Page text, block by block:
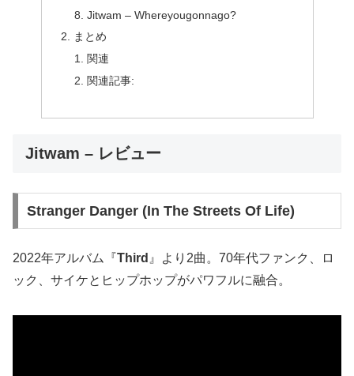
Jitwam – Whereyougonnago?
まとめ
関連
関連記事:
Jitwam – レビュー
Stranger Danger (In The Streets Of Life)
2022年アルバム『Third 』より2曲。70年代ファンク、ロ
ック、サイケとヒップホップがパワフルに融合。